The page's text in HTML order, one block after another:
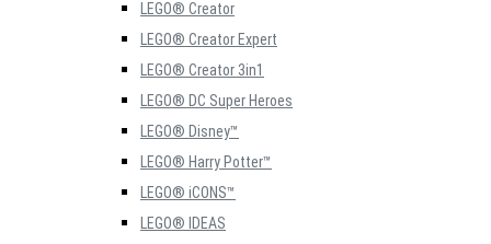
LEGO® Creator
LEGO® Creator Expert
LEGO® Creator 3in1
LEGO® DC Super Heroes
LEGO® Disney™
LEGO® Harry Potter™
LEGO® iCONS™
LEGO® IDEAS